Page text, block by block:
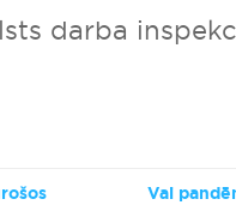
darba
Vai